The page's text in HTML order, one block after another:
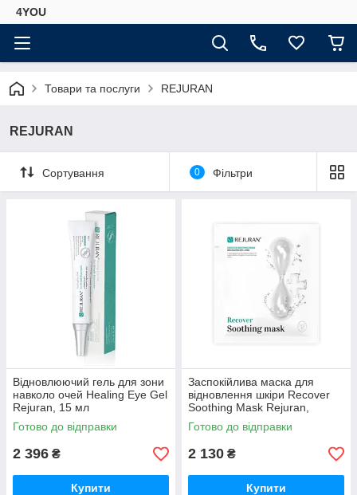
4YOU
Товари та послуги REJURAN
REJURAN
Сортування 0 Фільтри
Відновлюючий гель для зони
навколо очей Healing Eye Gel
Rejuran, 15 мл
Готово до відправки
2 396 ₴
Купити
Заспокійлива маска для
відновлення шкіри Recover
Soothing Mask Rejuran,
5шт/40 мл
Готово до відправки
2 130 ₴
Купити